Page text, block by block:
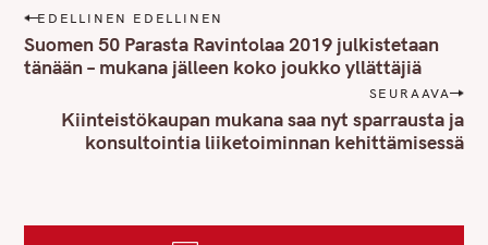
P
o
s
g
EDELLINEN EDELLINEN
Suomen 50 Parasta Ravintolaa 2019 julkistetaan
tänään – mukana jälleen koko joukko yllättäjiä
SEURAAVA
Kiinteistökaupan mukana saa nyt sparrausta ja
konsultointia liiketoiminnan kehittämisessä